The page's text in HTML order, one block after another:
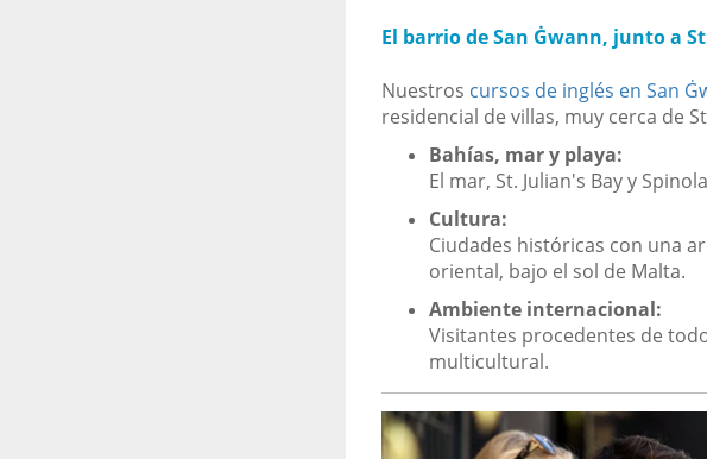
El barrio de San Ġwann, junto a
Nuestros cursos de inglés en San
residencial de villas, muy cerca de
Bahías, mar y playa:
El mar, St. Julian's Bay y
Cultura:
Ciudades históricas con una
oriental, bajo el sol de Malta.
Ambiente internacional:
Visitantes procedentes de
multicultural.